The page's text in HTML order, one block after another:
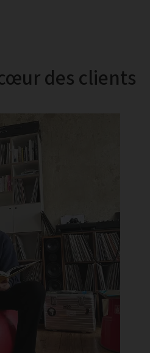
des clients